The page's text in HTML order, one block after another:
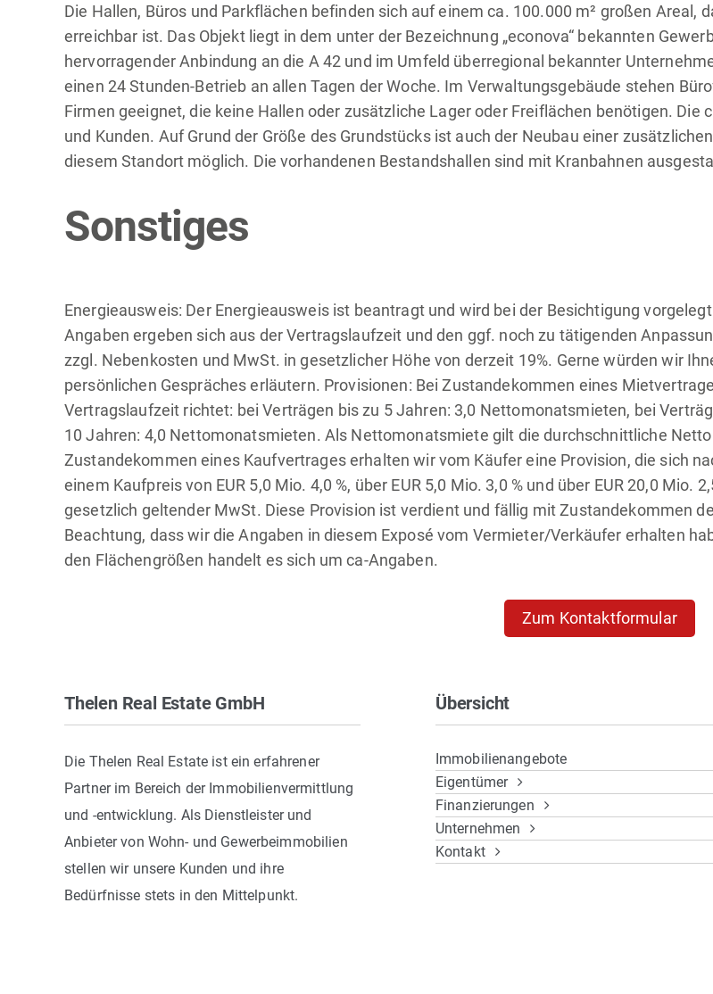
Die Hallen, Büros und Parkflächen befinden sich auf einem ca. 100.000 m² großen Areal,
erreichbar ist. Das Objekt liegt in dem unter der Bezeichnung „econova“ bekannten
hervorragender Anbindung an die A 42 und im Umfeld überregional bekannter
einen 24 Stunden-Betrieb an allen Tagen der Woche. Im Verwaltungsgebäude stehen
Firmen geeignet, die keine Hallen oder zusätzliche Lager oder Freiflächen benötigen.
und Kunden. Auf Grund der Größe des Grundstücks ist auch der Neubau einer
diesem Standort möglich. Die vorhandenen Bestandshallen sind mit Kranbahnen
Sonstiges
Energieausweis: Der Energieausweis ist beantragt und wird bei der Besichtigung
Angaben ergeben sich aus der Vertragslaufzeit und den ggf. noch zu tätigenden
zzgl. Nebenkosten und MwSt. in gesetzlicher Höhe von derzeit 19%. Gerne würden wir
persönlichen Gespräches erläutern. Provisionen: Bei Zustandekommen eines
Vertragslaufzeit richtet: bei Verträgen bis zu 5 Jahren: 3,0 Nettomonatsmieten, bei
10 Jahren: 4,0 Nettomonatsmieten. Als Nettomonatsmiete gilt die durchschnittliche
Zustandekommen eines Kaufvertrages erhalten wir vom Käufer eine Provision, die sich
einem Kaufpreis von EUR 5,0 Mio. 4,0 %, über EUR 5,0 Mio. 3,0 % und über EUR 20,0 Mio.
gesetzlich geltender MwSt. Diese Provision ist verdient und fällig mit Zustandekommen
Beachtung, dass wir die Angaben in diesem Exposé vom Vermieter/Verkäufer erhalten
den Flächengrößen handelt es sich um ca-Angaben.
Zum Kontaktformular
Thelen Real Estate GmbH
Die Thelen Real Estate ist ein erfahrener
Partner im Bereich der Immobilienvermittlung
und -entwicklung. Als Dienstleister und
Anbieter von Wohn- und Gewerbeimmobilien
stellen wir unsere Kunden und ihre
Bedürfnisse stets in den Mittelpunkt.
Übersicht
Immobilienangebote
Eigentümer
Finanzierungen
Unternehmen
Kontakt